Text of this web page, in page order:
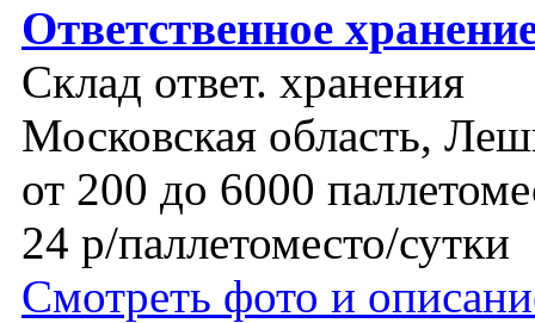
Ответственное
Склад ответ. хранения
Московская область,
от 200 до 6000
24 р/паллетоместо/сутки
Смотреть фото и